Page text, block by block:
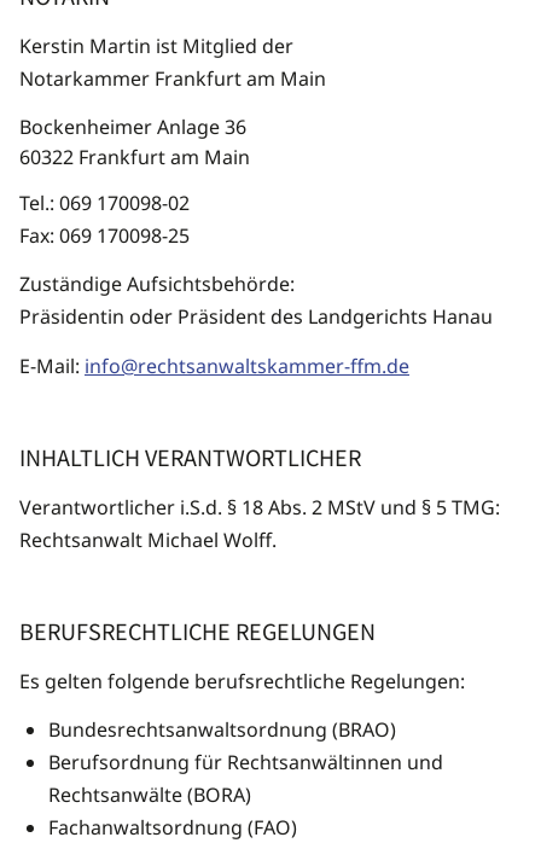
Kerstin Martin ist Mitglied der
Notarkammer Frankfurt am Main
Bockenheimer Anlage 36
60322 Frankfurt am Main
Tel.: 069 170098-02
Fax: 069 170098-25
Zuständige Aufsichtsbehörde:
Präsidentin oder Präsident des Landgerichts Hanau
E-Mail: info@rechtsanwaltskammer-ffm.de
INHALTLICH VERANTWORTLICHER
Verantwortlicher i.S.d. § 18 Abs. 2 MStV und § 5 TMG:
Rechtsanwalt Michael Wolff.
BERUFSRECHTLICHE REGELUNGEN
Es gelten folgende berufsrechtliche Regelungen:
Bundesrechtsanwaltsordnung (BRAO)
Berufsordnung für Rechtsanwältinnen und
Rechtsanwälte (BORA)
Fachanwaltsordnung (FAO)